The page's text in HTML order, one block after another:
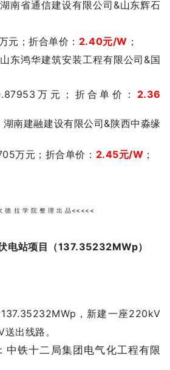
南省通信建设有限公司&山东辉石
元；折合单价： 2.40元/W ；
东鸿华建筑安装工程有限公司&国
万元； 折合单价： 2.36
湖南建融建设有限公司&陕西中淼缘
万元； 折合单价： 2.45元/W ；
德 拉 学 院 整 理 出 品<<<<<
电站项目（137.35232MWp）
，新建一座220kV
出线路。
中铁十二局集团电气化工程有限